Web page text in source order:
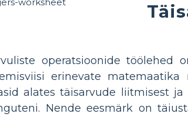
operatsioonide töölehed
erinevate
alates täisarvude liitmisest
Nende eesmärk on